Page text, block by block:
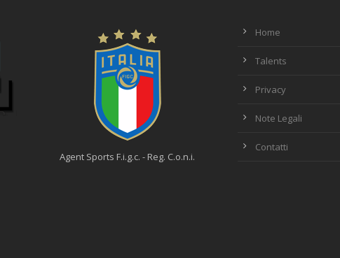
Agent Sports F.i.g.c. - Reg. C.o.n.i.
Home
Talents
Privacy
Note Legali
Contatti